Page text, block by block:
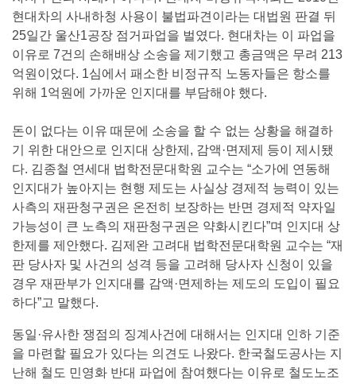
현대차의 사내하청 사용이 불법파견이라는 대법원 판결 뒤
25일간 울산1공장 점거파업을 벌였다. 현대차는 이 파업을
이유로 7건의 손해배상 소송을 제기했고 총금액은 무려 213
억원이었다. 1심에서 패소한 비정규직 노동자들은 항소를
위해 1억원에 가까운 인지대를 부담해야 했다.
돈이 없다는 이유 때문에 소송을 할 수 없는 상황을 해결하
기 위한 대안으로 인지대 상한제, 감액·면제제 등이 제시됐
다. 김종철 연세대 법학전문대학원 교수는 “소가에 연동해
인지대가 높아지는 현행 제도는 사실상 경제적 능력이 있는
사측의 재판청구권은 온전히 보장하는 반면 경제적 약자일
가능성이 큰 노측의 재판청구권은 약화시킨다”며 인지대 상
한제를 제안했다. 김제완 고려대 법학전문대학원 교수는 “재
판 당사자 및 사건의 성격 등을 고려해 당사자 신청이 있을
경우 재판부가 인지대를 감액·면제하는 제도의 도입이 필요
하다”고 말했다.
동일·유사한 쟁점의 징계사건에 대해서는 인지대 인하 기준
을 마련할 필요가 있다는 의견도 나왔다. 한국철도공사는 지
난해 철도 민영화 반대 파업에 참여했다는 이유로 철도노조